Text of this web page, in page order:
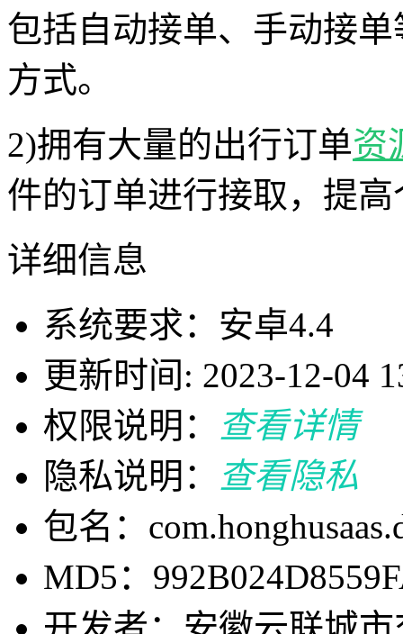
包括自动接单、手动接
方式。
2)拥有大量的出行订单资
件的订单进行接取，提
详细信息
系统要求：安卓4.4
更新时间: 2023-12-04
权限说明：
查看详情
隐私说明：
查看隐私
包名：
MD5：